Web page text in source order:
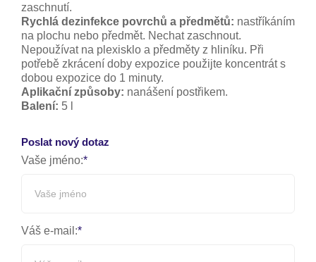
zaschnutí.
Rychlá dezinfekce povrchů a předmětů: nastříkáním
na plochu nebo předmět. Nechat zaschnout.
Nepoužívat na plexisklo a předměty z hliníku. Při
potřebě zkrácení doby expozice použijte koncentrát s
dobou expozice do 1 minuty.
Aplikační způsoby: nanášení postřikem.
Balení: 5 l
Poslat nový dotaz
Vaše jméno:
Váš e-mail: